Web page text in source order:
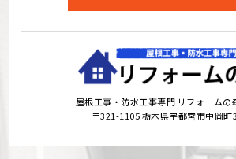
屋根工事・防水工事専門 リフォームの
〒321-1105 栃木県宇都宮市中岡町